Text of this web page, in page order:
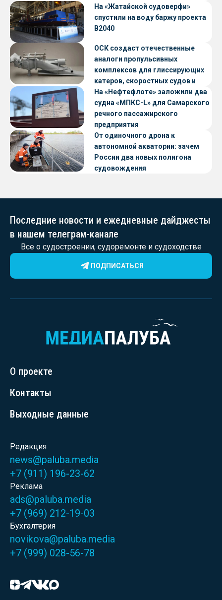
«Петропавловск» проекта CNF22
На «Жатайской судоверфи»
спустили на воду баржу проекта
В2040
ОСК создаст отечественные
аналоги пропульсивных
комплексов для глиссирующих
катеров, скоростных судов и
судов с малой осадкой
На «Нефтефлоте» заложили два
судна «МПКС-L» для Самарского
речного пассажирского
предприятия
От одиночного дрона к
автономной акватории: зачем
России два новых полигона
судовождения
Последние новости и ежедневные дайджесты
в нашем телеграм-канале
Все о судостроении, судоремонте и судоходстве
ПОДПИСАТЬСЯ
О проекте
Контакты
Выходные данные
Редакция
news@paluba.media
+7 (911) 196-23-62
Реклама
ads@paluba.media
+7 (969) 212-19-03
Бухгалтерия
novikova@paluba.media
+7 (999) 028-56-78